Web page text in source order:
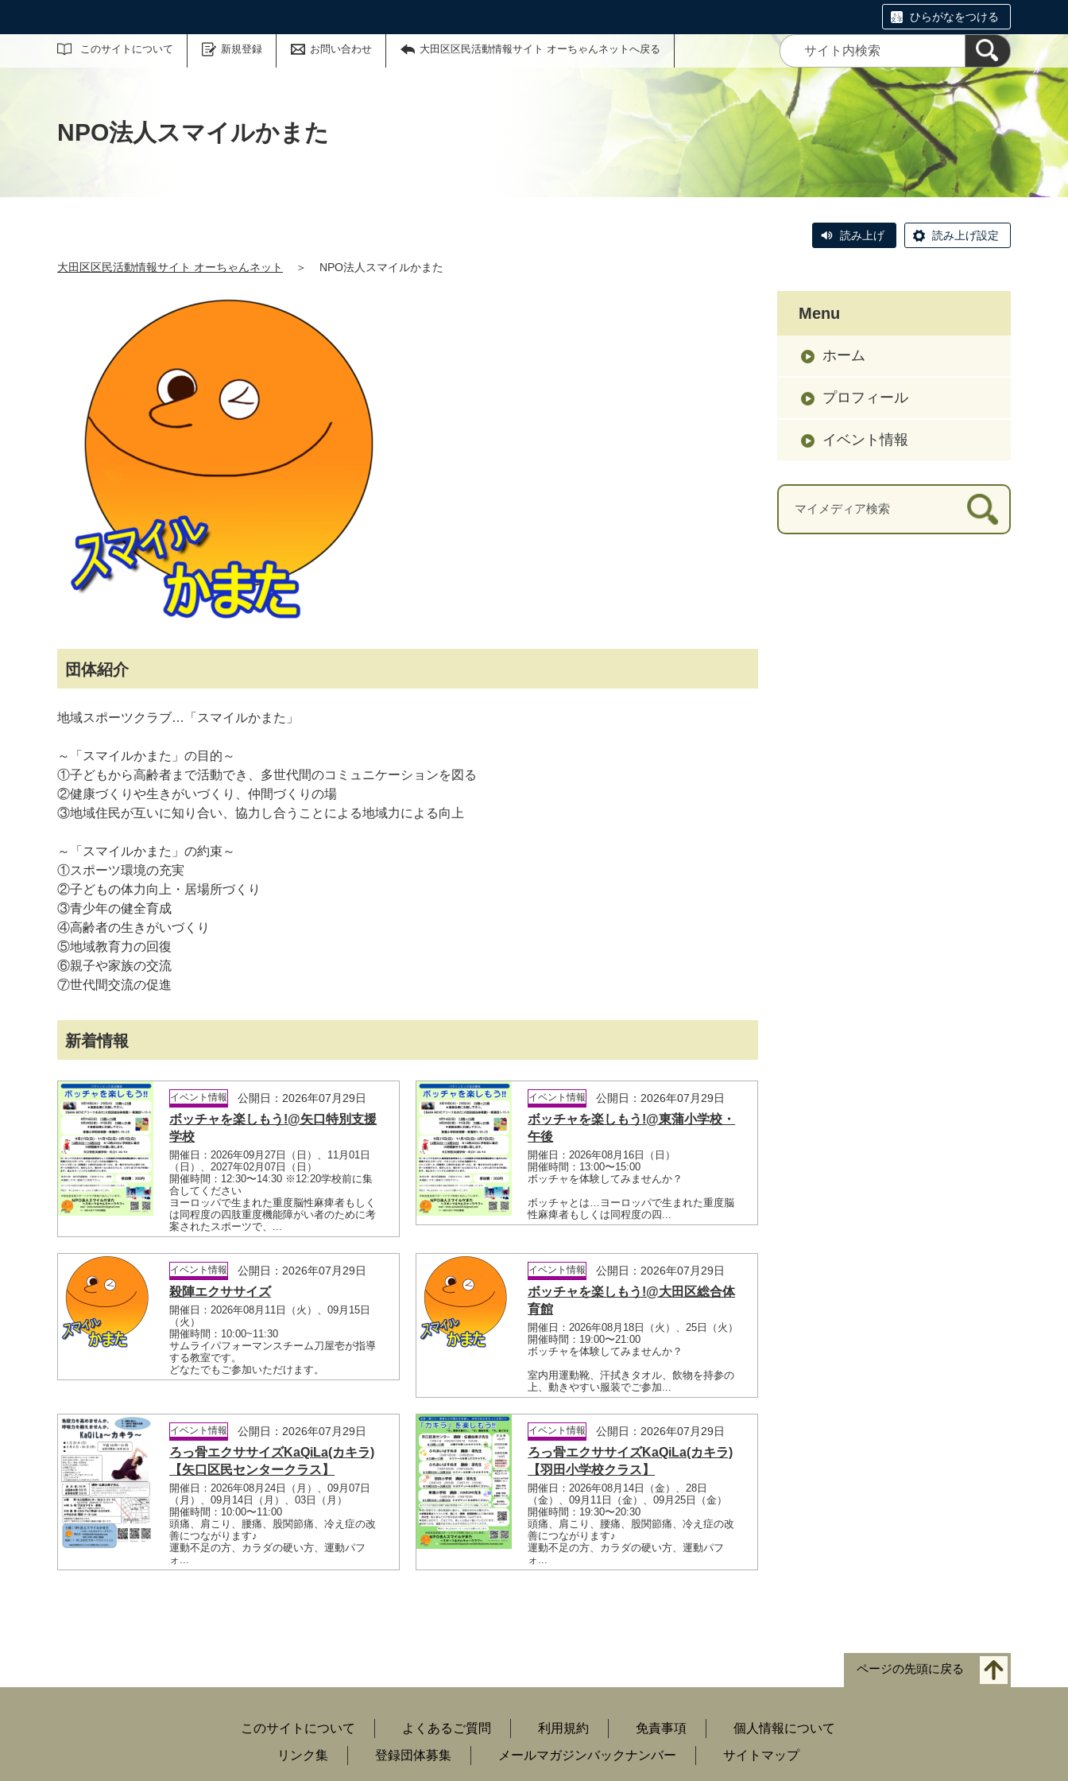
ひらがなをつける
このサイトについて 新規登録 お問い合わせ 大田区区民活動情報サイト オーちゃんネットへ戻る
サイト内検索
NPO法人スマイルかまた
読み上げ 読み上げ設定
大田区区民活動情報サイト オーちゃんネット ＞ NPO法人スマイルかまた
団体紹介
地域スポーツクラブ…「スマイルかまた」
～「スマイルかまた」の目的～
①子どもから高齢者まで活動でき、多世代間のコミュニケーションを図る
②健康づくりや生きがいづくり、仲間づくりの場
③地域住民が互いに知り合い、協力し合うことによる地域力による向上
～「スマイルかまた」の約束～
①スポーツ環境の充実
②子どもの体力向上・居場所づくり
③青少年の健全育成
④高齢者の生きがいづくり
⑤地域教育力の回復
⑥親子や家族の交流
⑦世代間交流の促進
新着情報
イベント情報 公開日：2026年07月29日
ボッチャを楽しもう!@矢口特別支援
学校
開催日：2026年09月27日（日）、11月01日
（日）、2027年02月07日（日）
開催時間：12:30〜14:30 ※12:20学校前に集
合してください
ヨーロッパで生まれた重度脳性麻痺者もしく
は同程度の四肢重度機能障がい者のために考
案されたスポーツで、...
イベント情報 公開日：2026年07月29日
ボッチャを楽しもう!@東蒲小学校・
午後
開催日：2026年08月16日（日）
開催時間：13:00〜15:00
ボッチャを体験してみませんか？
ボッチャとは…ヨーロッパで生まれた重度脳
性麻痺者もしくは同程度の四...
イベント情報 公開日：2026年07月29日
殺陣エクササイズ
開催日：2026年08月11日（火）、09月15日
（火）
開催時間：10:00~11:30
サムライパフォーマンスチーム刀屋壱が指導
する教室です。
どなたでもご参加いただけます。
イベント情報 公開日：2026年07月29日
ボッチャを楽しもう!@大田区総合体
育館
開催日：2026年08月18日（火）、25日（火）
開催時間：19:00〜21:00
ボッチャを体験してみませんか？
室内用運動靴、汗拭きタオル、飲物を持参の
上、動きやすい服装でご参加...
イベント情報 公開日：2026年07月29日
ろっ骨エクササイズKaQiLa(カキラ)
【矢口区民センタークラス】
開催日：2026年08月24日（月）、09月07日
（月）、09月14日（月）、03日（月）
開催時間：10:00〜11:00
頭痛、肩こり、腰痛、股関節痛、冷え症の改
善につながります♪
運動不足の方、カラダの硬い方、運動パフ
ォ...
イベント情報 公開日：2026年07月29日
ろっ骨エクササイズKaQiLa(カキラ)
【羽田小学校クラス】
開催日：2026年08月14日（金）、28日
（金）、09月11日（金）、09月25日（金）
開催時間：19:30〜20:30
頭痛、肩こり、腰痛、股関節痛、冷え症の改
善につながります♪
運動不足の方、カラダの硬い方、運動パフ
ォ...
Menu
ホーム
プロフィール
イベント情報
マイメディア検索
ページの先頭に戻る
このサイトについて よくあるご質問 利用規約 免責事項
個人情報について
リンク集
登録団体募集 メールマガジンバックナンバー サイトマップ